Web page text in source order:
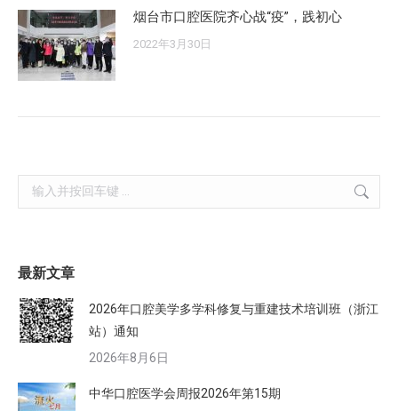
烟台市口腔医院齐心战“疫”，践初心
2022年3月30日
Search:
最新文章
2026年口腔美学多学科修复与重建技术培训班（浙江
站）通知
2026年8月6日
中华口腔医学会周报2026年第15期